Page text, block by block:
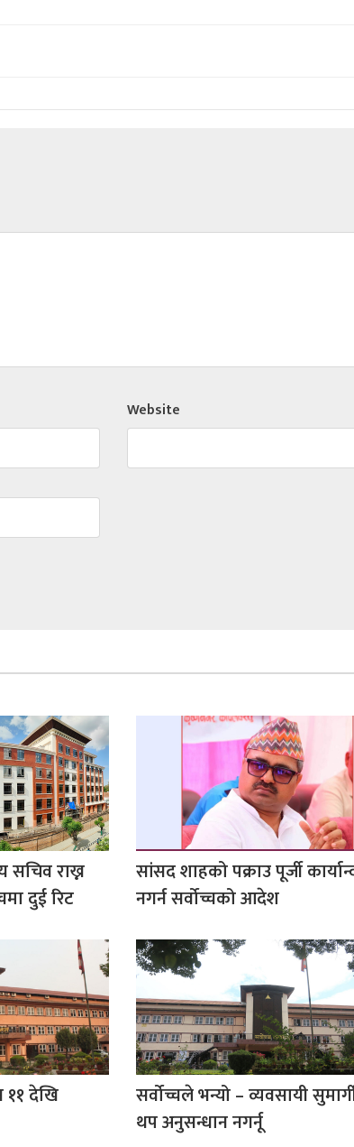
Website
राख्न
दुई रिट
सांसद शाहको पक्राउ पूर्जी
नगर्न सर्वोच्चको आदेश
११ देखि
सर्वोच्चले भन्यो – व्यवसायी
थप अनुसन्धान नगर्नू